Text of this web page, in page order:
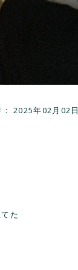
2025年02月02日
た